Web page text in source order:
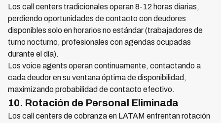
Los call centers tradicionales operan 8-12 horas diarias,
perdiendo oportunidades de contacto con deudores
disponibles solo en horarios no estándar (trabajadores de
turno nocturno, profesionales con agendas ocupadas
durante el día).
Los voice agents operan continuamente, contactando a
cada deudor en su ventana óptima de disponibilidad,
maximizando probabilidad de contacto efectivo.
10. Rotación de Personal Eliminada
Los call centers de cobranza en LATAM enfrentan rotación